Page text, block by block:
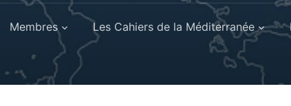
Membres Les Cahiers de la Méditerranée